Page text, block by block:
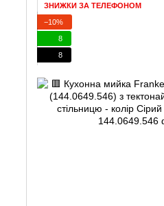
ЗНИЖКИ ЗА ТЕЛЕФОНОМ
−10%
8
8